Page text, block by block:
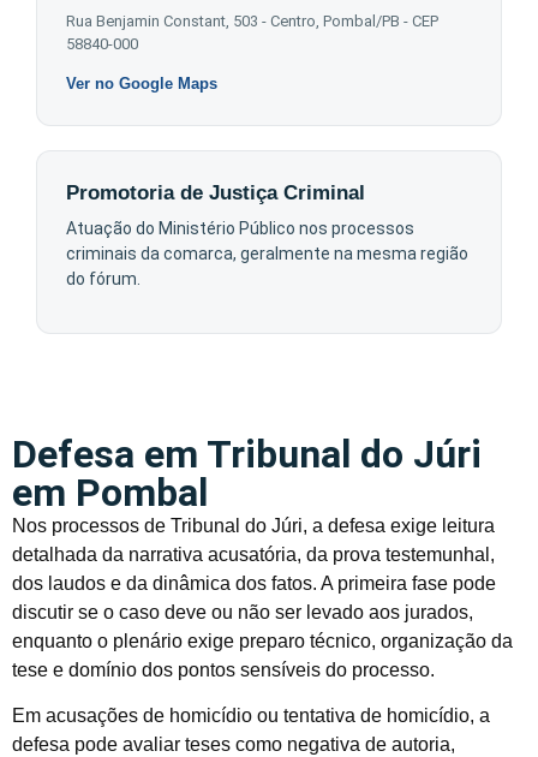
Rua Benjamin Constant, 503 - Centro, Pombal/PB - CEP
58840-000
Ver no Google Maps
Promotoria de Justiça Criminal
Atuação do Ministério Público nos processos
criminais da comarca, geralmente na mesma região
do fórum.
Defesa em Tribunal do Júri
em Pombal
Nos processos de Tribunal do Júri, a defesa exige leitura
detalhada da narrativa acusatória, da prova testemunhal,
dos laudos e da dinâmica dos fatos. A primeira fase pode
discutir se o caso deve ou não ser levado aos jurados,
enquanto o plenário exige preparo técnico, organização da
tese e domínio dos pontos sensíveis do processo.
Em acusações de homicídio ou tentativa de homicídio, a
defesa pode avaliar teses como negativa de autoria,